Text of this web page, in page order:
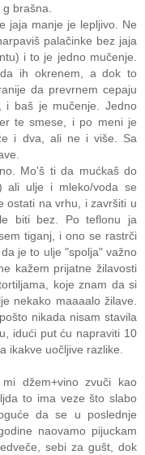
g brašna.
jaja manje je lepljivo. Ne
palačinke bez jaja
i to je jedno mučenje.
ih okrenem, a dok to
da prevrnem cepaju
i baš je mučenje. Jedno
te smese, i po meni je
i dva, ali ne i više. Sa
Mo'š ti da mućkaš do
ali ulje i mleko/voda se
ostati na vrhu, i završiti u
biti bez. Po teflonu ja
tiganj, i ono se rastrči
je to ulje "spolja" važno
kažem prijatne žilavosti
koje znam da si
nekako maaaalo žilave.
nikada nisam stavila
idući put ću napraviti 10
ikakve uočljive razlike.
džem+vino zvuči kao
to ima veze što slabo
da se u poslednje
naovamo pijuckam
sebi za gušt, dok